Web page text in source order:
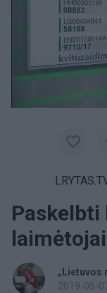
„Lietuvos
2019-05-